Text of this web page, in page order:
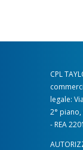
CPL
legale:
2° piano,
- REA